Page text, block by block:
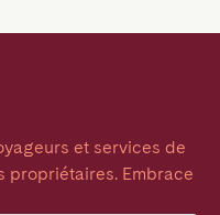
et services de
propriétaires. Embrace